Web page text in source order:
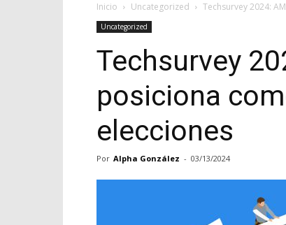
Inicio Uncategorized Techsurvey 2024:
Uncategorized
Techsurvey
posiciona
elecciones
Por Alpha González - 03/13/2024